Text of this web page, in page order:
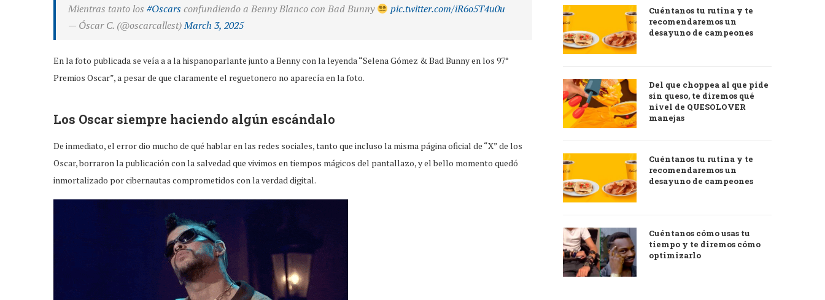
Mientras tanto los #Oscarsconfundiendo a Benny Blanco con Bad Bunny
pic.twitter.com/iR6o5T4u0u
— Óscar C. (@oscarcallest)March 3, 2025
En la foto publicada se veía a a la hispanoparlante junto a Benny con la leyenda “Selena Gómez & Bad Bunny en los 97°
Premios Oscar”, a pesar de que claramente el reguetonero no aparecía en la foto.
Los Oscar siempre haciendo algún escándalo
De inmediato, el error dio mucho de qué hablar en las redes sociales, tanto que incluso la misma página oficial de “X” de los
Oscar, borraron la publicación con la salvedad que vivimos en tiempos mágicos del pantallazo, y el bello momento quedó
inmortalizado por cibernautas comprometidos con la verdad digital.
Cuéntanos tu rutina y te
recomendaremos un
desayuno de campeones
Del que choppea al que pide
sin queso, te diremos qué
nivel de QUESOLOVER
manejas
Cuéntanos tu rutina y te
recomendaremos un
desayuno de campeones
Cuéntanos cómo usas tu
tiempo y te diremos cómo
optimizarlo